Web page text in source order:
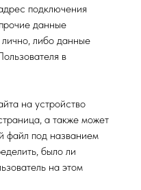
подключения
данные
либо данные
в
на устройство
а также может
файл под названием
было ли
на этом